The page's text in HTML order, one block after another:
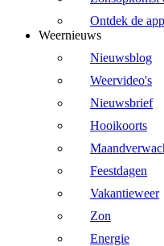
Ontdek de app
Weernieuws
Nieuwsblog
Weervideo's
Nieuwsbrief
Hooikoorts
Feestdagen
Vakantieweer
Zon
Energie